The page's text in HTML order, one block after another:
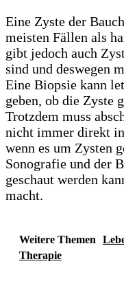
Eine Zyste der
meisten Fällen als
gibt jedoch auch
sind und deswegen
Eine Biopsie kann
geben, ob die Zyste
Trotzdem muss
nicht immer direkt
wenn es um Zysten
Sonografie und der
geschaut werden
macht.
Weitere Themen
Therapie